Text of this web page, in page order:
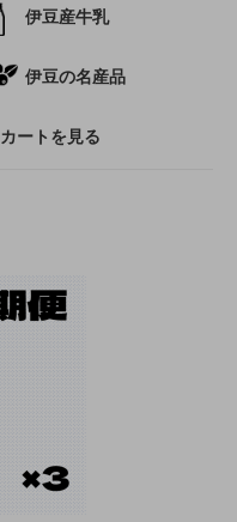
伊豆産牛乳
伊豆の名産品
カートを見る